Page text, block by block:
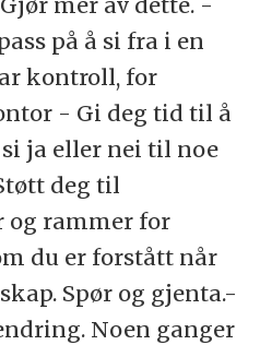
på å si fra i en
kontroll, for
- Gi deg tid til å
ja eller nei til noe
deg til
og rammer for
du er forstått når
Spør og gjenta.-
Noen ganger